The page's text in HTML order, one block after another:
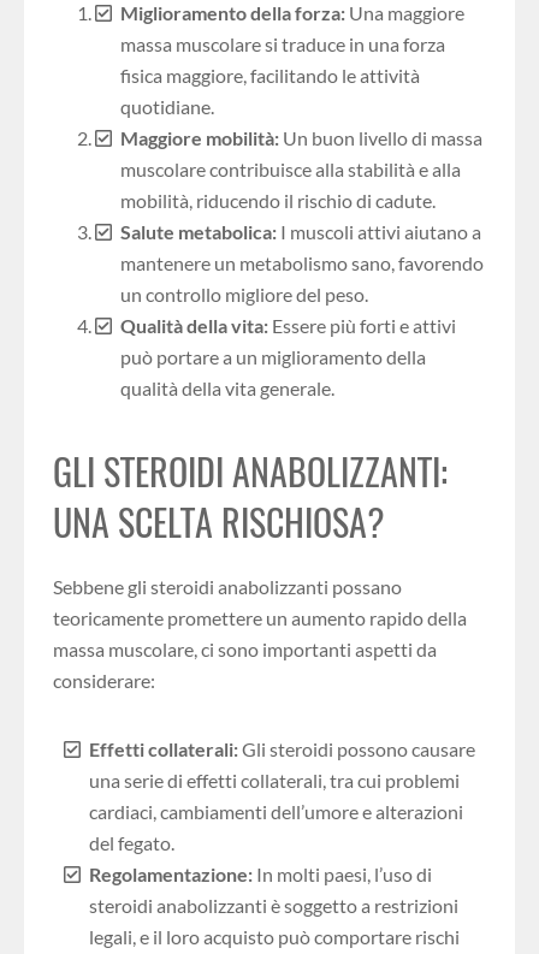
Miglioramento della forza:Una maggiore
massa muscolare si traduce in una forza
fisica maggiore, facilitando le attività
quotidiane.
Maggiore mobilità:Un buon livello di massa
muscolare contribuisce alla stabilità e alla
mobilità, riducendo il rischio di cadute.
Salute metabolica:I muscoli attivi aiutano a
mantenere un metabolismo sano, favorendo
un controllo migliore del peso.
Qualità della vita:Essere più forti e attivi
può portare a un miglioramento della
qualità della vita generale.
GLI STEROIDI ANABOLIZZANTI:
UNA SCELTA RISCHIOSA?
Sebbene gli steroidi anabolizzanti possano
teoricamente promettere un aumento rapido della
massa muscolare, ci sono importanti aspetti da
considerare:
Effetti collaterali:Gli steroidi possono causare
una serie di effetti collaterali, tra cui problemi
cardiaci, cambiamenti dell’umore e alterazioni
del fegato.
Regolamentazione: In molti paesi, l’uso di
steroidi anabolizzanti è soggetto a restrizioni
legali, e il loro acquisto può comportare rischi